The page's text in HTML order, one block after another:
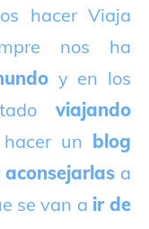
hacer Viaja
nos ha
y en los
viajando
un blog
aconsejarlas a
se van a ir de